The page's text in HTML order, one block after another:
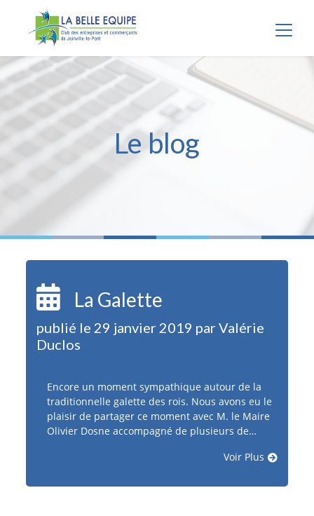
Le blog
La Galette
publié le 29 janvier 2019 par Valérie
Duclos
Encore un moment sympathique autour de la
traditionnelle galette des rois. Nous avons eu le
plaisir de partager ce moment avec M. le Maire
Olivier Dosne accompagné de plusieurs de…
Voir Plus
Panneau de gestion des cookies